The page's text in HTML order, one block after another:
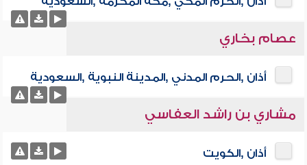
عصام بخاري
أذان ,الحرم المدني ,المدينة النبوية ,السعودية
مشاري بن راشد العفاسي
أذان ,الكويت